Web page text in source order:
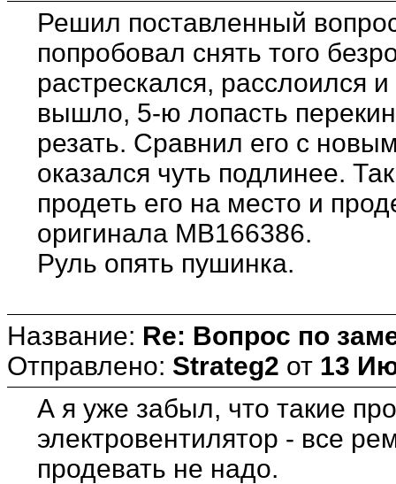
Решил поставленный
попробовал снять того
растрескался, расслоился
вышло, 5-ю лопасть
резать. Сравнил его с
оказался чуть подлинее.
продеть его на место и
оригинала MB166386.
Руль опять пушинка.
Название: Re: Вопрос по
Отправлено: Strateg2 от 13
А я уже забыл, что такие
электровентилятор - все
продевать не надо.